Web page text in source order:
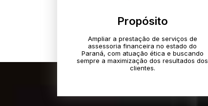
Propósito
Ampliar a prestação de serviços de
assessoria financeira no estado do
Paraná, com atuação ética e buscando
sempre a maximização dos resultados dos
clientes.